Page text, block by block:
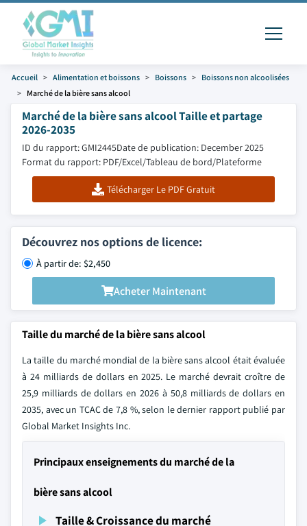
Accueil Alimentation et boissons Boissons
Boissons non alcoolisées
Marché de la bière sans alcool
Marché de la bière sans alcool Taille et partage
2026-2035
ID du rapport: GMI2445Date de publication: December 2025
Format du rapport: PDF/Excel/Tableau de bord/Plateforme
Télécharger Le PDF Gratuit
Découvrez nos options de licence:
À partir de: $2,450
Acheter Maintenant
Taille du marché de la bière sans alcool
La taille du marché mondial de la bière sans alcool était évaluée
à 24 milliards de dollars en 2025. Le marché devrait croître de
25,9 milliards de dollars en 2026 à 50,8 milliards de dollars en
2035, avec un TCAC de 7,8 %, selon le dernier rapport publié par
Global Market Insights Inc.
Principaux enseignements du marché de la
bière sans alcool
Taille & Croissance du marché